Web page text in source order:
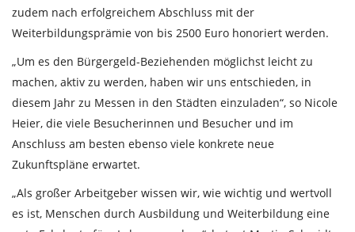
zudem nach erfolgreichem Abschluss mit der
Weiterbildungsprämie von bis 2500 Euro honoriert werden.
„Um es den Bürgergeld-Beziehenden möglichst leicht zu
machen, aktiv zu werden, haben wir uns entschieden, in
diesem Jahr zu Messen in den Städten einzuladen“, so Nicole
Heier, die viele Besucherinnen und Besucher und im
Anschluss am besten ebenso viele konkrete neue
Zukunftspläne erwartet.
„Als großer Arbeitgeber wissen wir, wie wichtig und wertvoll
es ist, Menschen durch Ausbildung und Weiterbildung eine